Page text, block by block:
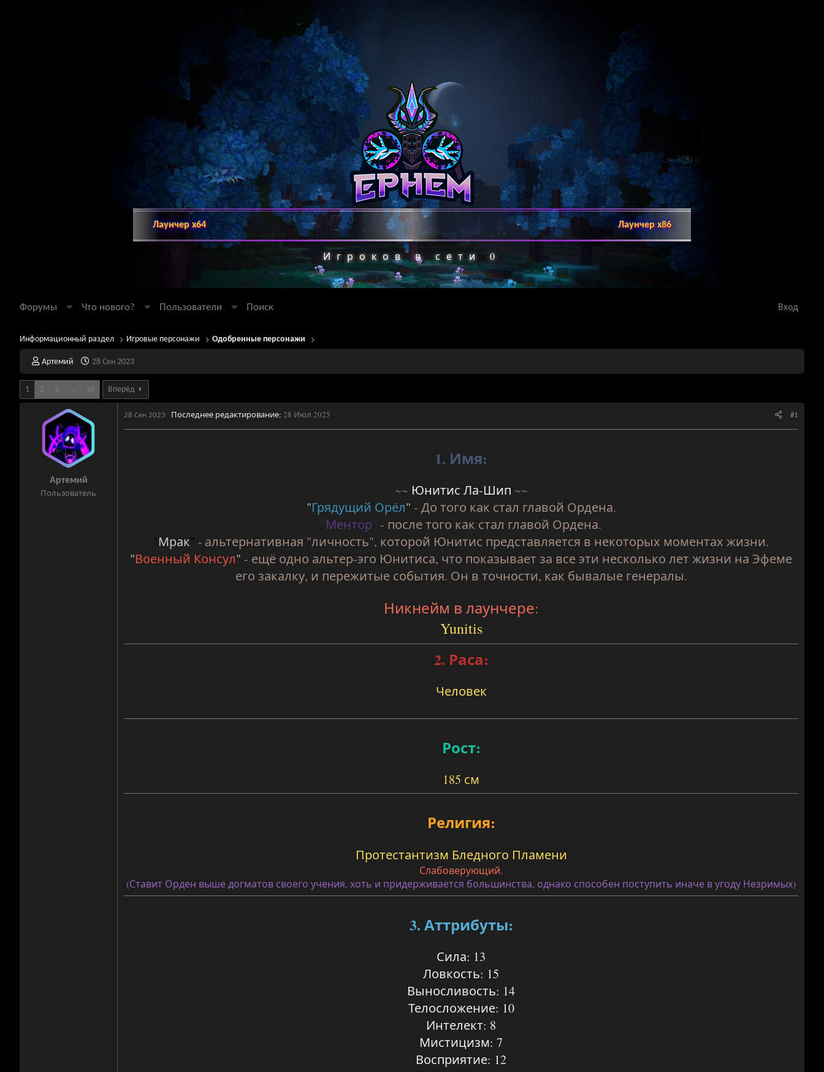
Лаунчер х64 Лаунчер x86
Игроков в сети 0
Форумы Что нового? Пользователи Поиск Вход
Информационный раздел Игровые персонажи Одобренные персонажи
А
в
т
о
р
т
е
ы
Артемий
Д
а
т
а
н
а
ч
л
28 Сен 2023
1 2 3 … 16 Вперёд
Артемий
Пользователь
28 Сен 2023 Последнее редактирование: 28 Июл 2025 #1
1. Имя:
~~ Юнитис Ла-Шип ~~
"Грядущий Орёл" - До того как стал главой Ордена.
"Ментор" - после того как стал главой Ордена.
"Мрак" - альтернативная "личность", которой Юнитис представляется в некоторых моментах жизни.
"Военный Консул" - ещё одно альтер-эго Юнитиса, что показывает за все эти несколько лет жизни на Эфеме
его закалку, и пережитые события. Он в точности, как бывалые генералы.
Никнейм в лаунчере:
Yunitis
2. Раса:
Человек
Рост:
185 см
Религия:
Протестантизм Бледного Пламени
Слабоверующий.
(Ставит Орден выше догматов своего учения, хоть и придерживается большинства, однако способен поступить иначе в угоду Незримых)
3. Аттрибуты:
Сила: 13
Ловкость: 15
Выносливость: 14
Телосложение: 10
Интелект: 8
Мистицизм: 7
Восприятие: 12